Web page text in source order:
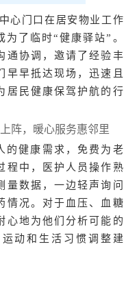
心门口在居安物业工作
了临时“健康驿站”。
通协调，邀请了经验丰
早早抵达现场，迅速且
居民健康保驾护航的行
的健康需求，免费为老
程中，医护人员操作熟
量数据，一边轻声询问
情况。对于血压、血糖
心地为他们分析可能的
动和生活习惯调整建